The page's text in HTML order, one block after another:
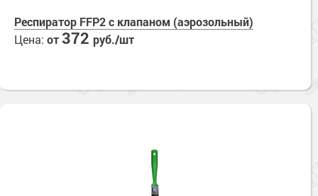
Респиратор FFP2 с клапаном (аэрозольный)
Цена: от372 руб./шт